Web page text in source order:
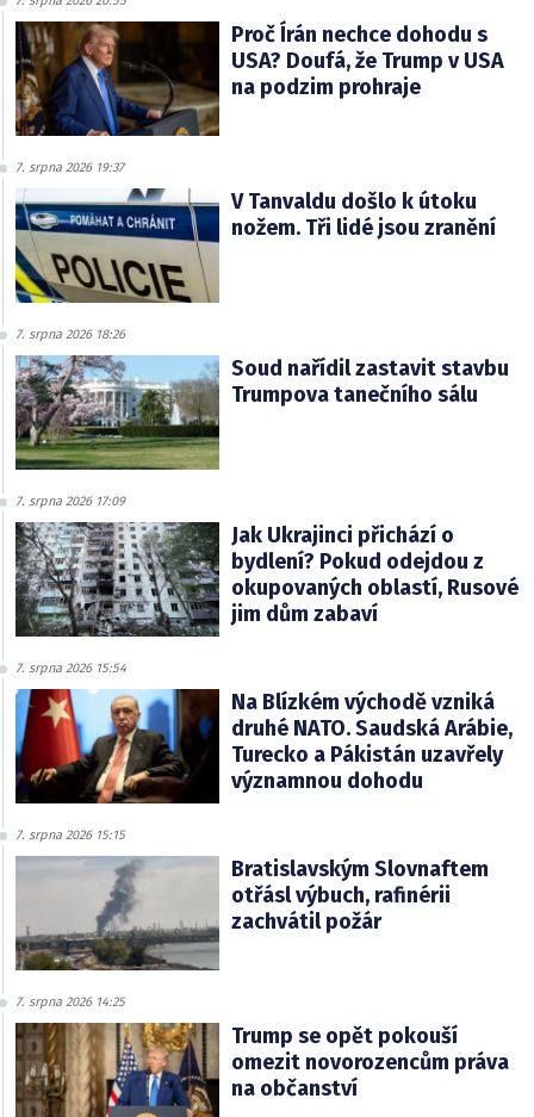
Proč Írán nechce dohodu s
USA? Doufá, že Trump v USA
na podzim prohraje
7. srpna 2026 19:37
V Tanvaldu došlo k útoku
nožem. Tři lidé jsou zranění
7. srpna 2026 18:26
Soud nařídil zastavit stavbu
Trumpova tanečního sálu
7. srpna 2026 17:09
Jak Ukrajinci přichází o
bydlení? Pokud odejdou z
okupovaných oblastí, Rusové
jim dům zabaví
7. srpna 2026 15:54
Na Blízkém východě vzniká
druhé NATO. Saudská Arábie,
Turecko a Pákistán uzavřely
významnou dohodu
7. srpna 2026 15:15
Bratislavským Slovnaftem
otřásl výbuch, rafinérii
zachvátil požár
7. srpna 2026 14:25
Trump se opět pokouší
omezit novorozencům práva
na občanství